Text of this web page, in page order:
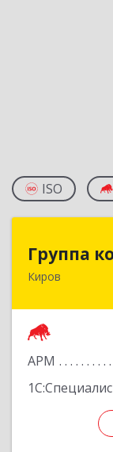
ISO
Группа
Киров
АРМ
610017,